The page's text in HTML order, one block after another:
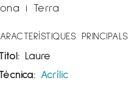
i Terra
PRINCIPALS
Laure
Acrílic